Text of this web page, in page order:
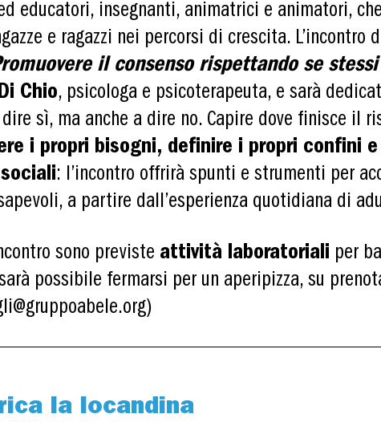
educatori, insegnanti, animatrici e animatori,
e ragazzi nei percorsi di crescita.
il consenso rispettando se
Chio, psicologa e psicoterapeuta, e sarà
sì, ma anche a dire no. Capire dove finisce il
i propri bisogni, definire i propri confini
: l’incontro offrirà spunti e strumenti per
a partire dall’esperienza quotidiana di
sono previste attività laboratoriali per
possibile fermarsi per un aperipizza, su
la locandina